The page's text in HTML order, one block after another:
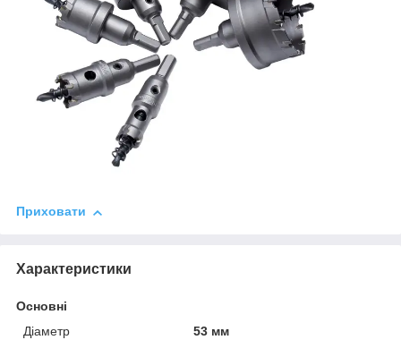
Приховати
Характеристики
Основні
Діаметр
53 мм